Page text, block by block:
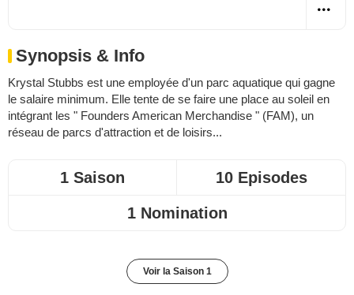
Synopsis & Info
Krystal Stubbs est une employée d'un parc aquatique qui gagne
le salaire minimum. Elle tente de se faire une place au soleil en
intégrant les " Founders American Merchandise " (FAM), un
réseau de parcs d'attraction et de loisirs...
1 Saison 10 Episodes
1 Nomination
Voir la Saison 1